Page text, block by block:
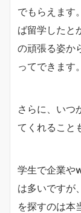
でもらえます
ば留学したと
の頑張る姿か
ってできます。
さらに、いつ
てくれること
学生で企業や
は多いですが
を探すのは本